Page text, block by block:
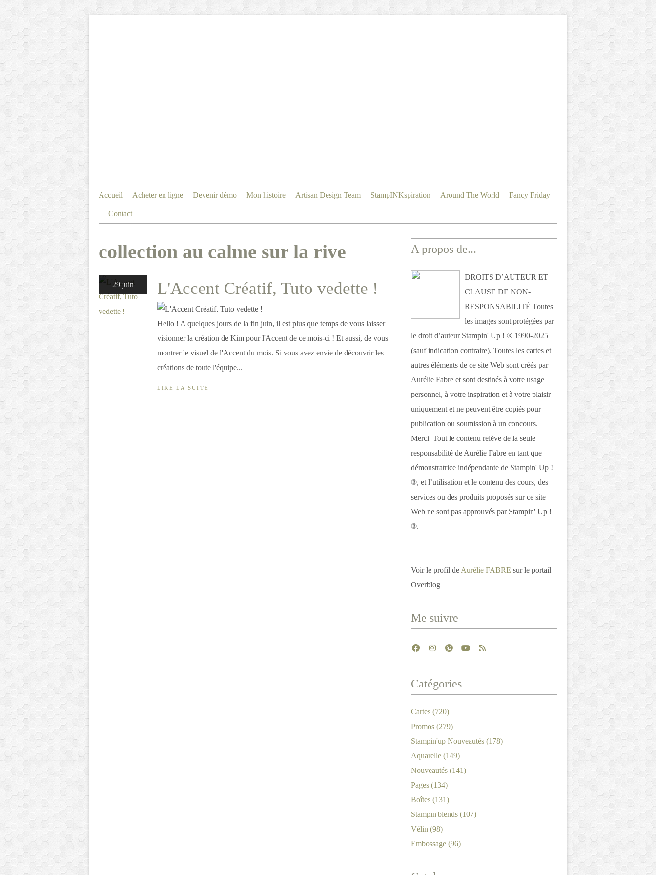
Accueil Acheter en ligne Devenir démo Mon histoire Artisan Design Team StampINKspiration Around The World Fancy Friday
Contact
collection au calme sur la rive
29 juin L'Accent Créatif, Tuto vedette !
Hello ! A quelques jours de la fin juin, il est plus que temps de vous laisser
visionner la création de Kim pour l'Accent de ce mois-ci ! Et aussi, de vous
montrer le visuel de l'Accent du mois. Si vous avez envie de découvrir les
créations de toute l'équipe...
LIRE LA SUITE
A propos de...
DROITS D’AUTEUR ET
CLAUSE DE NON-
RESPONSABILITÉ Toutes
les images sont protégées par
le droit d’auteur Stampin' Up ! ® 1990-2025
(sauf indication contraire). Toutes les cartes et
autres éléments de ce site Web sont créés par
Aurélie Fabre et sont destinés à votre usage
personnel, à votre inspiration et à votre plaisir
uniquement et ne peuvent être copiés pour
publication ou soumission à un concours.
Merci. Tout le contenu relève de la seule
responsabilité de Aurélie Fabre en tant que
démonstratrice indépendante de Stampin' Up !
®, et l’utilisation et le contenu des cours, des
services ou des produits proposés sur ce site
Web ne sont pas approuvés par Stampin' Up !
®.
Voir le profil de Aurélie FABRE sur le portail
Overblog
Me suivre
Catégories
Cartes (720)
Promos (279)
Stampin'up Nouveautés (178)
Aquarelle (149)
Nouveautés (141)
Pages (134)
Boîtes (131)
Stampin'blends (107)
Vélin (98)
Embossage (96)